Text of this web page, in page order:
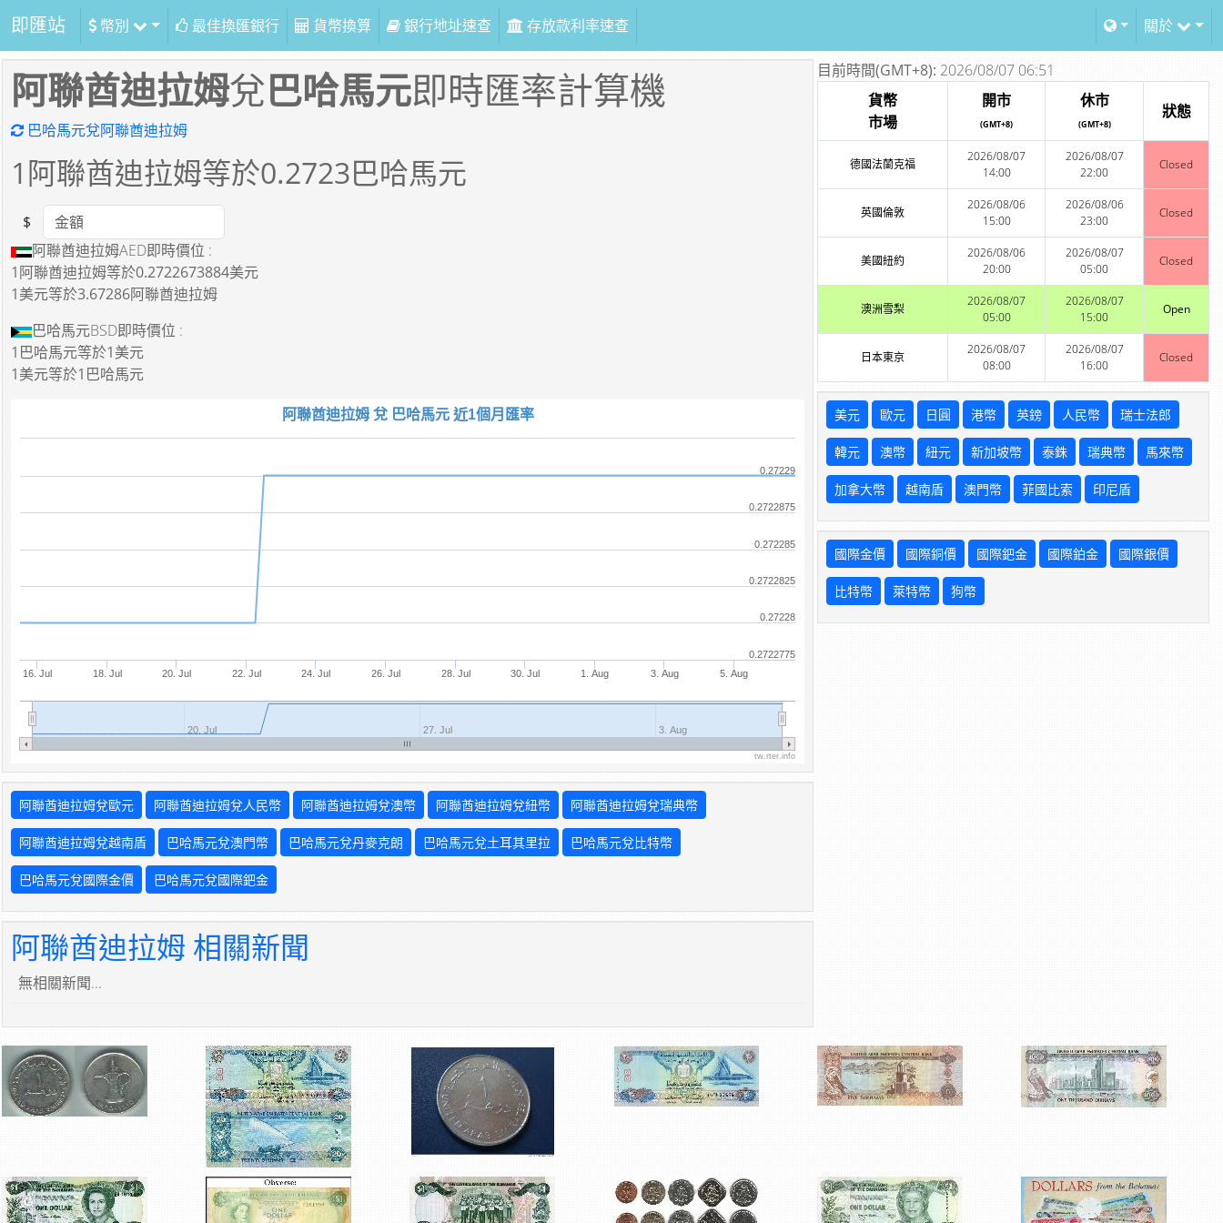
即匯站 幣別 最佳換匯銀行 貨幣換算 銀行地址速查 存放款利率速查 關於
阿聯酋迪拉姆兌巴哈馬元即時匯率計算機
巴哈馬元兌阿聯酋迪拉姆
1阿聯酋迪拉姆等於0.2723巴哈馬元
Amount
$
阿聯酋迪拉姆AED即時價位 :
1阿聯酋迪拉姆等於0.2722673884美元
1美元等於3.67286阿聯酋迪拉姆
巴哈馬元BSD即時價位 :
1巴哈馬元等於1美元
1美元等於1巴哈馬元
阿聯酋迪拉姆 兌 巴哈馬元 近1個月匯率
16. Jul 18. Jul 20. Jul 22. Jul 24. Jul 26. Jul 28. Jul 30. Jul 1. Aug 3. Aug 5. Aug
20. Jul 27. Jul 3. Aug
0.2722775
0.27228
0.2722825
0.272285
0.2722875
0.27229
tw.rter.info
阿聯酋迪拉姆兌歐元 阿聯酋迪拉姆兌人民幣 阿聯酋迪拉姆兌澳幣 阿聯酋迪拉姆兌紐幣 阿聯酋迪拉姆兌瑞典幣
阿聯酋迪拉姆兌越南盾 巴哈馬元兌澳門幣 巴哈馬元兌丹麥克朗 巴哈馬元兌土耳其里拉 巴哈馬元兌比特幣
巴哈馬元兌國際金價 巴哈馬元兌國際鈀金
阿聯酋迪拉姆 相關新聞
無相關新聞...
目前時間(GMT+8): 2026/08/07 06:51
貨幣
市場
開市
(GMT+8)
休市
(GMT+8)
狀態
德國法蘭克福
2026/08/07
14:00
2026/08/07
22:00
Closed
英國倫敦
2026/08/06
15:00
2026/08/06
23:00
Closed
美國紐約
2026/08/06
20:00
2026/08/07
05:00
Closed
澳洲雪梨
2026/08/07
05:00
2026/08/07
15:00
Open
日本東京
2026/08/07
08:00
2026/08/07
16:00
Closed
美元 歐元 日圓 港幣 英鎊 人民幣 瑞士法郎
韓元 澳幣 紐元 新加坡幣 泰銖 瑞典幣 馬來幣
加拿大幣 越南盾 澳門幣 菲國比索 印尼盾
國際金價 國際銅價 國際鈀金 國際鉑金 國際銀價
比特幣 萊特幣 狗幣